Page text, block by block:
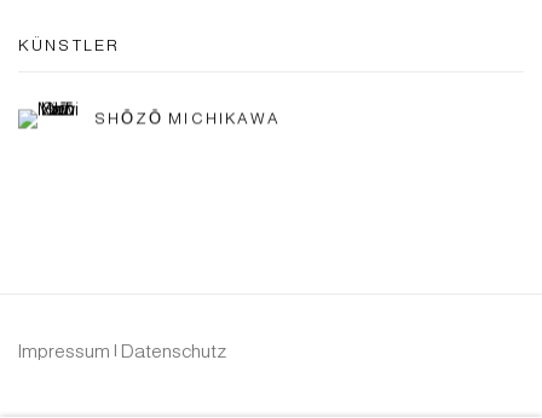
KÜNSTLER
SHŌZŌ MICHIKAWA
Impressum | Datenschutz